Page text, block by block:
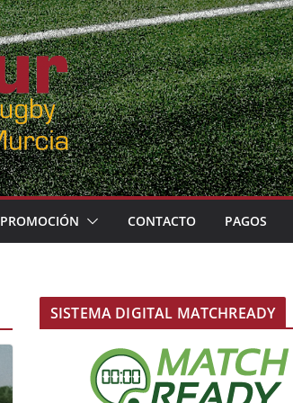
PROMOCIÓN CONTACTO PAGOS
SISTEMA DIGITAL MATCHREADY